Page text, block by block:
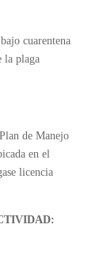
cuarentena
la plaga
de Manejo
en el
licencia